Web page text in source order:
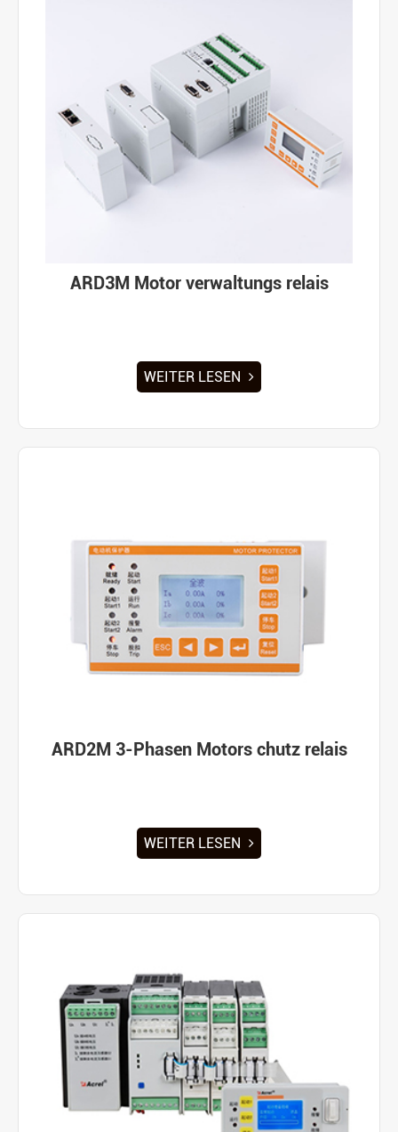
ARD3M Motor verwaltungs relais
WEITER LESEN
ARD2M 3-Phasen Motors chutz relais
WEITER LESEN